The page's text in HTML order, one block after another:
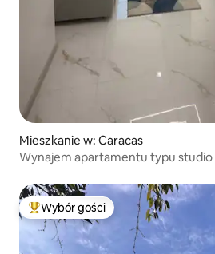
Mieszkanie w: Caracas
Wynajem apartamentu typu studio
Najpopularniejsze z kategorii
Wybór gości